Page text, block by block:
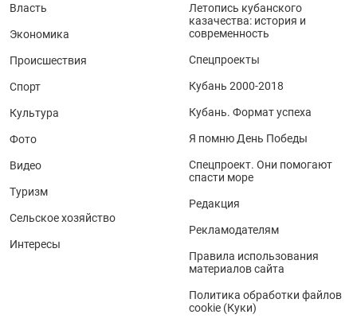
Власть
Экономика
Происшествия
Спорт
Культура
Фото
Видео
Туризм
Сельское хозяйство
Интересы
Летопись кубанского
казачества: история и
современность
Спецпроекты
Кубань 2000-2018
Кубань. Формат успеха
Я помню День Победы
Спецпроект. Они помогают
спасти море
Редакция
Рекламодателям
Правила использования
материалов сайта
Политика обработки файлов
cookie (Куки)